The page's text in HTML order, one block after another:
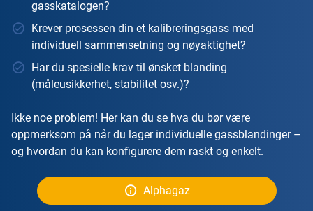
gasskatalogen?
Krever prosessen din et kalibreringsgass med
individuell sammensetning og nøyaktighet?
Har du spesielle krav til ønsket blanding
(måleusikkerhet, stabilitet osv.)?
Ikke noe problem! Her kan du se hva du bør være
oppmerksom på når du lager individuelle gassblandinger –
og hvordan du kan konfigurere dem raskt og enkelt.
Alphagaz